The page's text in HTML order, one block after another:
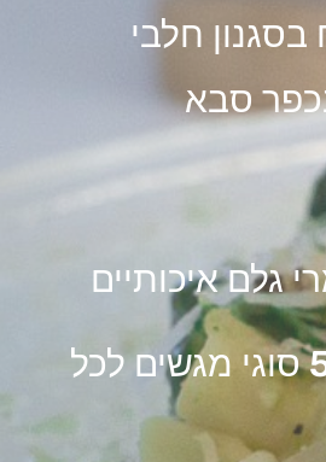
בסגנון חלבי
סבא
גלם איכותיים
מעל 50 סוגי מגשים לכל